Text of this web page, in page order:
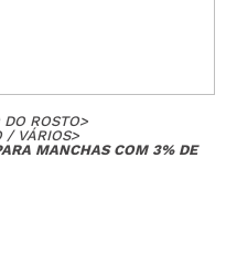
DO ROSTO>
/ VÁRIOS>
MANCHAS COM 3% DE